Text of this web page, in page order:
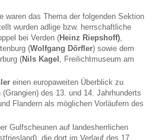
waren das Thema der folgenden Sektion
wurden adlige bzw. herrschaftliche
bei Verden (Heinz Riepshoff),
(Wolfgang Dörfler) sowie dem
(Nils Kagel , Freilichtmuseum am
einen europaweiten Überblick zu
des 13. und 14. Jahrhunderts
Flandern als möglichen Vorläufern des
Gulfscheunen auf landesherrlichen
die dort im Verlauf des 17.